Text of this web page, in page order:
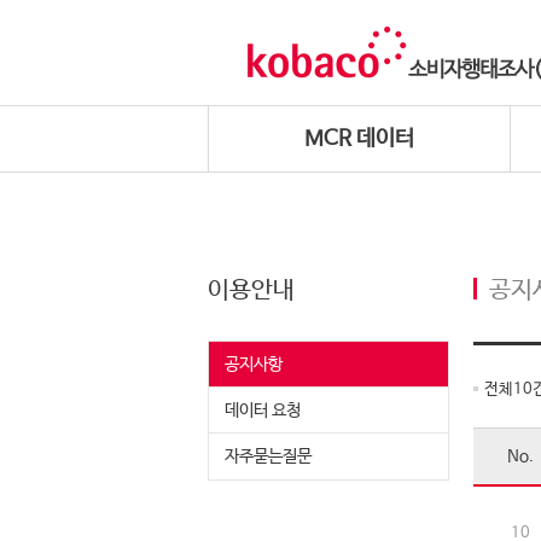
MCR 데이터
이용안내
공지사항
데이터 요청
자주묻는질문
공지
전체 10
No.
10